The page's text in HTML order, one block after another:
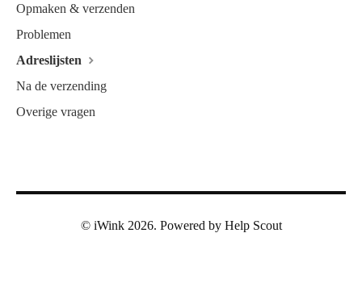
Opmaken & verzenden
Problemen
Adreslijsten
Na de verzending
Overige vragen
© iWink2026. Powered by Help Scout